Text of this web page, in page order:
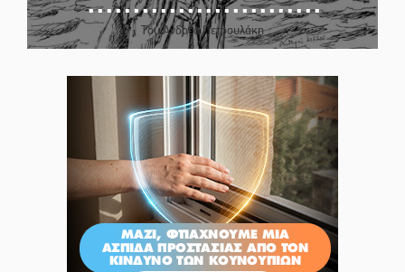
Του Ανδρέα Πετρουλάκη